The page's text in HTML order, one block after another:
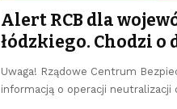
Alert RCB dla
łódzkiego. Chodzi o
Uwaga! Rządowe Centrum
informacją o operacji neutralizacji